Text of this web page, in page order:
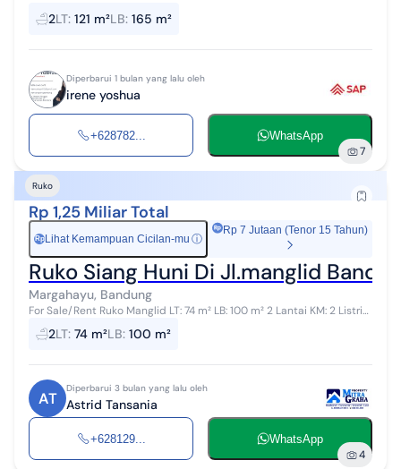
m² Luas bangunan 165 m² 2 lantai Kamar tidur 1 Kamar mandi 2
Listrik 5500 watt Air...
2LT: 121 m²LB: 165 m²
Diperbarui 1 bulan yang lalu oleh
irene yoshua
+628782... WhatsApp
7
Ruko
Rp 1,25 Miliar Total
Rp Lihat Kemampuan Cicilan-mu ⓘ
Rp 7 Jutaan (Tenor 15 Tahun)
Ruko Siang Huni Di Jl.manglid
Margahayu, Bandung
For Sale/Rent Ruko Manglid LT: 74 m² LB: 100 m² 2 Lantai KM: 2 Listrik:
1300 Watt Air: jet pump Carport: 1 SHM Harga Jual: 1,25 M nego Harga
Sew...
2LT: 74 m²LB: 100 m²
AT
Diperbarui 3 bulan yang lalu oleh
Astrid Tansania
+628129... WhatsApp
4